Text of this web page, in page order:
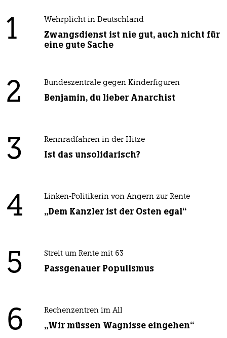
1 Wehrplicht in Deutschland
Zwangsdienst ist nie gut, auch nicht für
eine gute Sache
2 Bundeszentrale gegen Kinderfiguren
Benjamin, du lieber Anarchist
3 Rennradfahren in der Hitze
Ist das unsolidarisch?
4 Linken-Politikerin von Angern zur Rente
„Dem Kanzler ist der Osten egal“
5 Streit um Rente mit 63
Passgenauer Populismus
6 Rechenzentren im All
„Wir müssen Wagnisse eingehen“